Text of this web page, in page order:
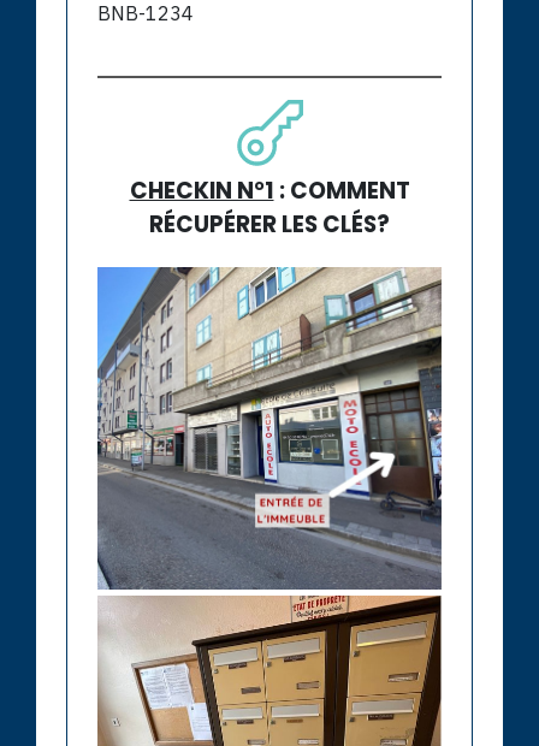
BNB-1234
CHECKIN N°1 : COMMENT
RÉCUPÉRER LES CLÉS?